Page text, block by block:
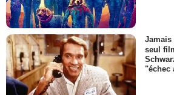
Jamais
seul
"échec